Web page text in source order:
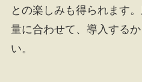
との楽しみも得られます
量に合わせて、導入する
い。